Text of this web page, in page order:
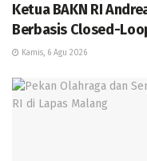
Ketua BAKN RI
Berbasis Closed-
Kamis, 6 Agu 2026